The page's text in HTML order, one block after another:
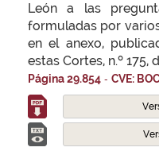
León a las
formuladas por
en el anexo,
estas Cortes, n.º 175,
Página 29.854 - CVE: